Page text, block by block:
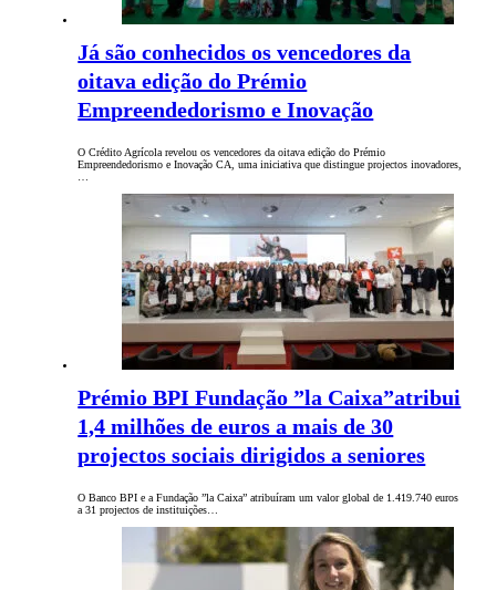
Já são conhecidos os vencedores da
oitava edição do Prémio
Empreendedorismo e Inovação
O Crédito Agrícola revelou os vencedores da oitava edição do Prémio
Empreendedorismo e Inovação CA, uma iniciativa que distingue projectos inovadores,
…
Prémio BPI Fundação ”la Caixa”atribui
1,4 milhões de euros a mais de 30
projectos sociais dirigidos a seniores
O Banco BPI e a Fundação ”la Caixa” atribuíram um valor global de 1.419.740 euros
a 31 projectos de instituições…